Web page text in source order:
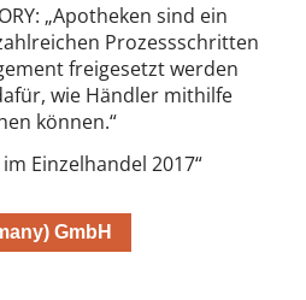
„Apotheken sind ein
Prozessschritten
freigesetzt werden
wie Händler mithilfe
können.“
Einzelhandel 2017“
GmbH